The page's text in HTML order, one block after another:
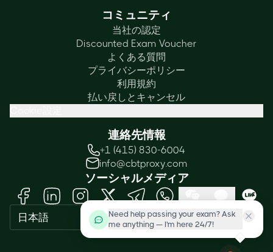
コミュニティ
当社の認定
Discounted Exam Voucher
よくある質問
プライバシーポリシー
利用規約
払い戻しとキャンセル
連絡先情報
+1 (415) 830-6004
info@cbtproxy.com
ソーシャルメディア
日本語
Need help passing your exam? Ask
me anything — I'm here 24/7!